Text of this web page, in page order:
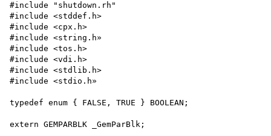
#include "shutdown.rh"
#include <stddef.h>
#include <cpx.h>
#include <string.h»
#include <tos.h>
#include <vdi.h>
#include <stdlib.h>
#include <stdio.h»
typedef enum { FALSE, TRUE } BOOLEAN;
extern GEMPARBLK _GemParBlk;